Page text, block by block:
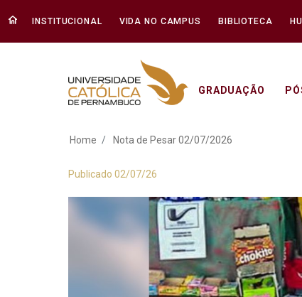
INSTITUCIONAL VIDA NO CAMPUS BIBLIOTECA
GRADUAÇÃO
Nota de Pesar
Home Nota de Pesar 02/07/2026
Publicado 02/07/26